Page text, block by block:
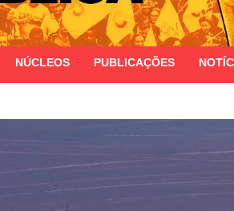
NÚCLEOS PUBLICAÇÕES